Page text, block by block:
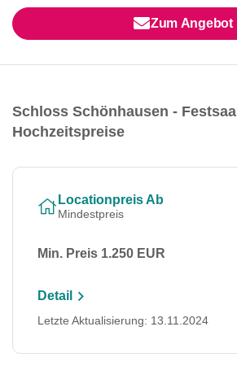
Zum Angebot
Schloss Schönhausen - Festsaal
Hochzeitspreise
Locationpreis Ab
Mindestpreis
Min. Preis 1.250 EUR
Detail
Letzte Aktualisierung: 13.11.2024